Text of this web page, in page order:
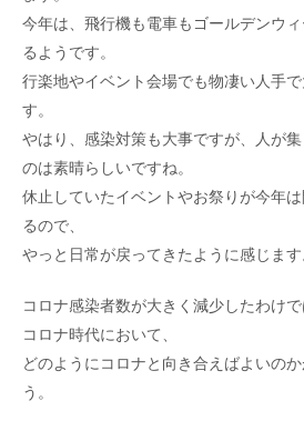
今年は、飛行機も電車もゴールデンウ
るようです。
行楽地やイベント会場でも物凄い人手
す。
やはり、感染対策も大事ですが、人が
のは素晴らしいですね。
休止していたイベントやお祭りが今年
るので、
やっと日常が戻ってきたように感じます
コロナ感染者数が大きく減少したわけ
コロナ時代において、
どのようにコロナと向き合えばよいの
う。